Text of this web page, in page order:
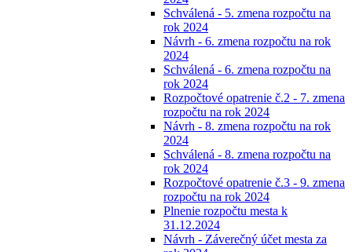
Schválená - 5. zmena rozpočtu na
rok 2024
Návrh - 6. zmena rozpočtu na rok
2024
Schválená - 6. zmena rozpočtu na
rok 2024
Rozpočtové opatrenie č.2 - 7. zmena
rozpočtu na rok 2024
Návrh - 8. zmena rozpočtu na rok
2024
Schválená - 8. zmena rozpočtu na
rok 2024
Rozpočtové opatrenie č.3 - 9. zmena
rozpočtu na rok 2024
Plnenie rozpočtu mesta k
31.12.2024
Návrh - Záverečný účet mesta za